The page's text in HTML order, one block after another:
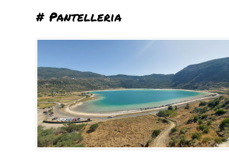
# Pantelleria